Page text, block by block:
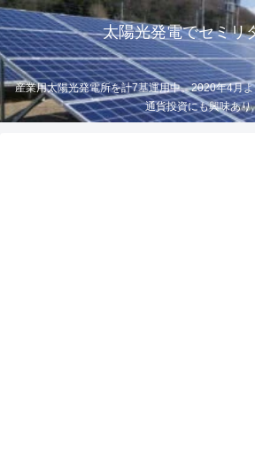
太陽光発電でセミリ
産業用太陽光発電所を計7基運用中。2020年4月
通貨投資にも興味あり